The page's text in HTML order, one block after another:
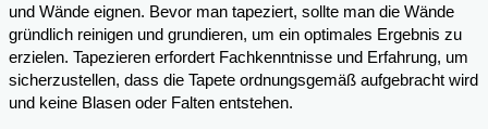
und Wände eignen. Bevor man tapeziert, sollte man die Wände
gründlich reinigen und grundieren, um ein optimales Ergebnis zu
erzielen. Tapezieren erfordert Fachkenntnisse und Erfahrung, um
sicherzustellen, dass die Tapete ordnungsgemäß aufgebracht wird
und keine Blasen oder Falten entstehen.